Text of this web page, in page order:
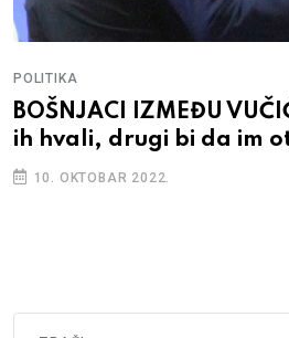
POLITIKA
BOŠNJACI IZMEĐU
ih hvali, drugi bi da im
10. OKTOBAR 2022.